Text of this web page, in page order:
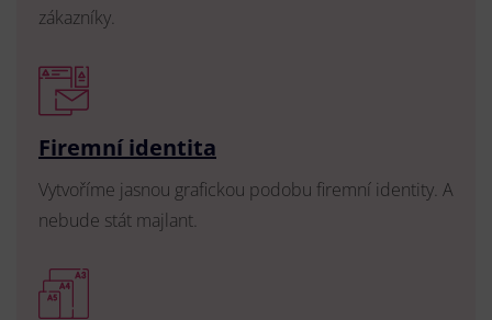
zákazníky.
Firemní identita
Vytvoříme jasnou grafickou podobu firemní identity. A
nebude stát majlant.